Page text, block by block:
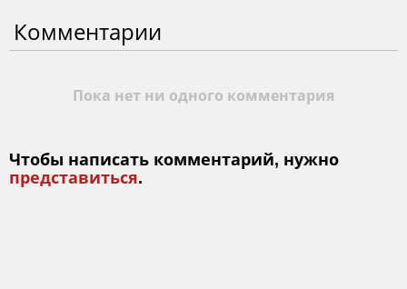
Комментарии
Пока нет ни одного комментария
Чтобы написать комментарий, нужно
представиться.